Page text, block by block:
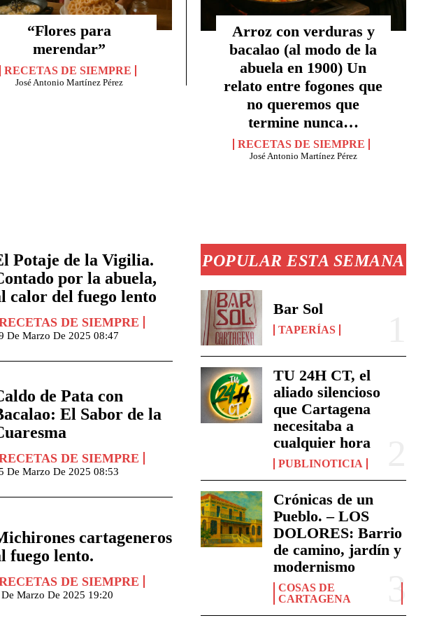
“Flores para
merendar”
RECETAS DE SIEMPRE
José Antonio Martínez Pérez
Arroz con verduras y
bacalao (al modo de la
abuela en 1900) Un
relato entre fogones que
no queremos que
termine nunca…
RECETAS DE SIEMPRE
José Antonio Martínez Pérez
Potaje de la Vigilia.
por la abuela,
calor del fuego lento
DE SIEMPRE
De Marzo De 2025 08:47
de Pata con
El Sabor de la
DE SIEMPRE
De Marzo De 2025 08:53
cartageneros
fuego lento.
DE SIEMPRE
Marzo De 2025 19:20
POPULAR ESTA SEMANA
Bar Sol
TAPERÍAS
TU 24H CT, el
aliado silencioso
que Cartagena
necesitaba a
cualquier hora
PUBLINOTICIA
Crónicas de un
Pueblo. – LOS
DOLORES: Barrio
de camino, jardín y
modernismo
COSAS DE
CARTAGENA